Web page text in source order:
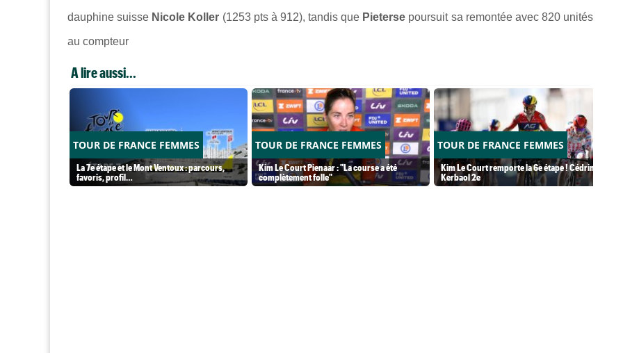
dauphine suisse Nicole Koller (1253 pts à 912), tandis que Pieterse poursuit sa remontée avec 820 unités
au compteur
A lire aussi...
TOUR DE FRANCE FEMMES
La 7e étape et le Mont Ventoux : parcours,
favoris, profil…
TOUR DE FRANCE FEMMES
Kim Le Court Pienaar : "La course a été
complètement folle"
TOUR DE FRANCE FEMMES
Kim Le Court remporte la 6e étape ! Cédrine
Kerbaol 2e